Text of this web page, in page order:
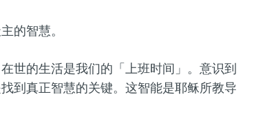
的智慧。
世的生活是我们的「上班时间」。意识到
到真正智慧的关键。这智能是耶稣所教导